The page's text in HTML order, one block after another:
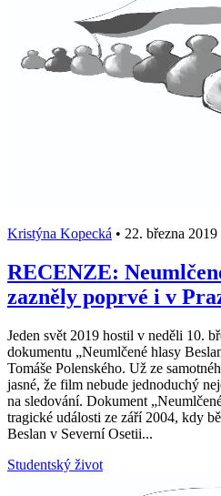
Kristýna Kopecká • 22. března 2019
RECENZE:
zazněly poprvé i v
Jeden svět 2019 hostil v neděli 10.
dokumentu „Neumlčené hlasy
Tomáše Polenského. Už ze
jasné, že film nebude jednoduchý
na sledování. Dokument
tragické události ze září 2004, kdy
Beslan v Severní Osetii...
Studentský život